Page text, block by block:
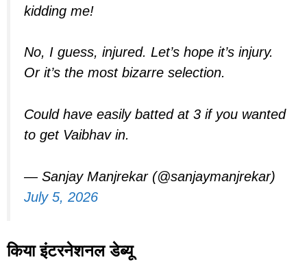
kidding me!
No, I guess, injured. Let’s hope it’s injury.
Or it’s the most bizarre selection.
Could have easily batted at 3 if you wanted
to get Vaibhav in.
— Sanjay Manjrekar (@sanjaymanjrekar)
July 5, 2026
किया इंटरनेशनल डेब्यू